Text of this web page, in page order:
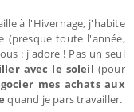
à l'Hivernage, j'habite
(presque toute l'année,
: j'adore ! Pas un seul
avec le soleil (pour
mes achats aux
quand je pars travailler.